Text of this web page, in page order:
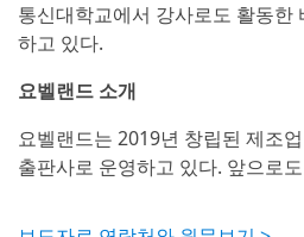
통신대학교에서 강사로도 활동
하고 있다.
요벨랜드 소개
요벨랜드는 2019년 창립된 제조
출판사로 운영하고 있다. 앞으로